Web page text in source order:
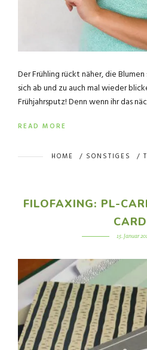
Der Frühling rückt näher, die
sich ab und zu auch mal wieder
Frühjahrsputz! Denn wenn ihr das
READ MORE
HOME / SONSTIGES /
FILOFAXING: PL-
15. Januar